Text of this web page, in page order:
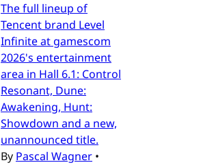
The full lineup of
Tencent brand Level
Infinite at gamescom
2026's entertainment
area in Hall 6.1: Control
Resonant, Dune:
Awakening, Hunt:
Showdown and a new,
unannounced title.
By Pascal Wagner •